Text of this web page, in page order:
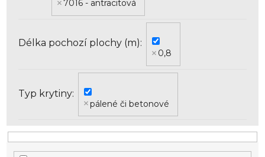
7016 - antracitová
Délka pochozí plochy (m)
0,8
Typ krytiny
pálené či betonové